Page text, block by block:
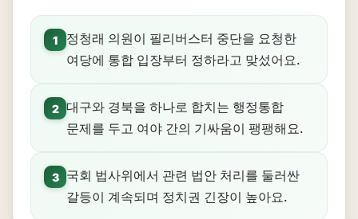
1
정청래 의원이 필리버스터 중단을 요청한
여당에 통합 입장부터 정하라고 맞섰어요.
2 대구와 경북을 하나로 합치는 행정통합
문제를 두고 여야 간의 기싸움이 팽팽해요.
3
국회 법사위에서 관련 법안 처리를 둘러싼
갈등이 계속되며 정치권 긴장이 높아요.